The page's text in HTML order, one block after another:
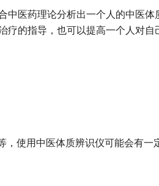
中医药理论分析出一个人的中医体
的指导，也可以提高一个人对自
使用中医体质辨识仪可能会有一